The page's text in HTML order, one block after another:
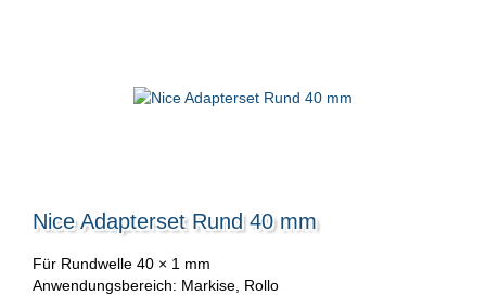
Nice Adapterset Rund 40 mm
Für Rundwelle 40 × 1 mm
Anwendungsbereich: Markise, Rollo